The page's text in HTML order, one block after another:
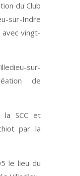
du Club
sur-Indre
avec vingt-
sur-
de
la SCC et
par la
le lieu du